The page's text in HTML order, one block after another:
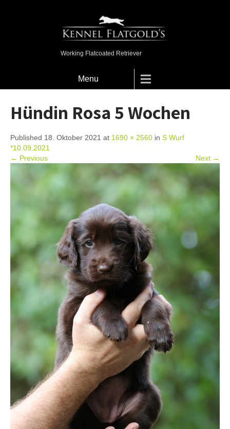
Working Flatcoated Retriever
Menu
Hündin Rosa 5 Wochen
Published 18. Oktober 2021 at 1690 × 2560 in S Wurf
*10.09.2021
← Previous
Next →